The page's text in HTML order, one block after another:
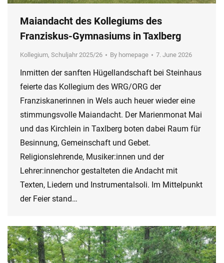
Maiandacht des Kollegiums des
Franziskus-Gymnasiums in Taxlberg
Kollegium, Schuljahr 2025/26 By homepage 7. June 2026
Inmitten der sanften Hügellandschaft bei Steinhaus
feierte das Kollegium des WRG/ORG der
Franziskanerinnen in Wels auch heuer wieder eine
stimmungsvolle Maiandacht. Der Marienmonat Mai
und das Kirchlein in Taxlberg boten dabei Raum für
Besinnung, Gemeinschaft und Gebet.
Religionslehrende, Musiker:innen und der
Lehrer:innenchor gestalteten die Andacht mit
Texten, Liedern und Instrumentalsoli. Im Mittelpunkt
der Feier stand…